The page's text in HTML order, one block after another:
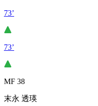
73’
73’
MF 38
末永 透瑛